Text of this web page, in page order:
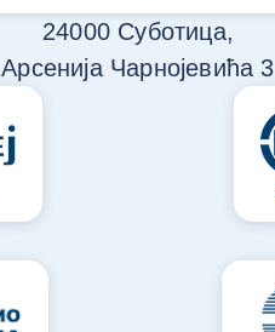
24000 Суботица,
Арсенија Чарнојевића 3